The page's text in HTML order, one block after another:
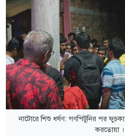
নাটোরে শিশু ধর্ষণ: গণপিটুনির পর ফুচকা
করতোয়া ।